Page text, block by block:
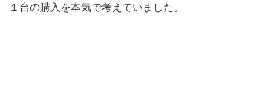
１台の購入を本気で考えていました。